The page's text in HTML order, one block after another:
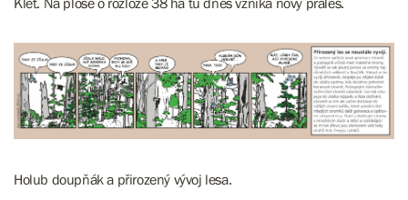
​​​​​​​Holub doupňák a přirozený vývoj lesa.